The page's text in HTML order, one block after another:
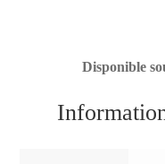
Disponible